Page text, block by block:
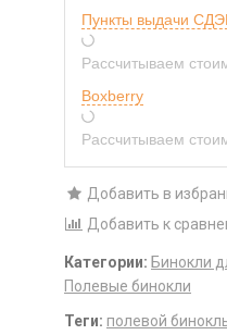
Пункты выдачи
Рассчитываем
Boxberry
Рассчитываем
Добавить в
Добавить к
Категории: Бинокли
Полевые бинокли
Теги: полевой